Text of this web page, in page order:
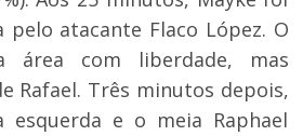
pelo atacante Flaco López. O
área com liberdade, mas
Rafael. Três minutos depois,
esquerda e o meia Raphael